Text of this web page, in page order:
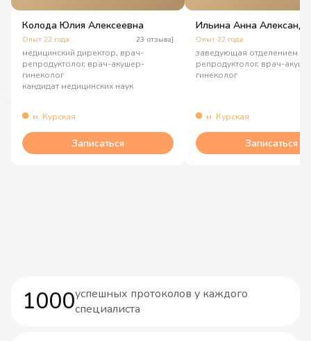
м. Курская
Колода Юлия Алексеевна
медицинский директор, врач-
репродуктолог, врач-акушер-
гинеколог
кандидат медицинских наук
Опыт 22 года 23 отзыва}
Записаться
м. Курская
Ильина Анна
заведующая отделением
репродуктолог, врач-
гинеколог
Опыт 22 года
Записаться
1000успешных протоколов у каждого
специалиста